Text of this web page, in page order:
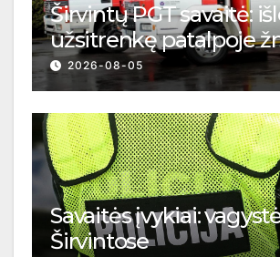
Širvintų PGT savaitė:
užsitrenkę patalpoje
2026-08-05
Savaitės įvykiai:
Širvintose